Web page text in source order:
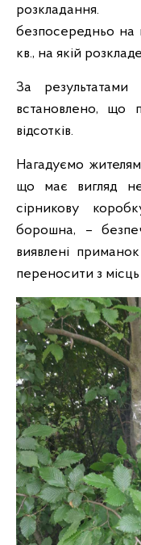
безпосередньо на
кв., на якій
За
встановлено, що
відсотків.
Нагадуємо
що має вигляд
сірникову
борошна, –
виявлені
переносити з